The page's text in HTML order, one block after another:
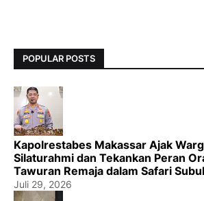
POPULAR POSTS
Kapolrestabes Makassar Ajak
Silaturahmi dan Tekankan Peran
Tawuran Remaja dalam Safari
Juli 29, 2026